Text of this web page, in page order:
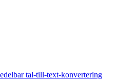
tal-till-text-konvertering